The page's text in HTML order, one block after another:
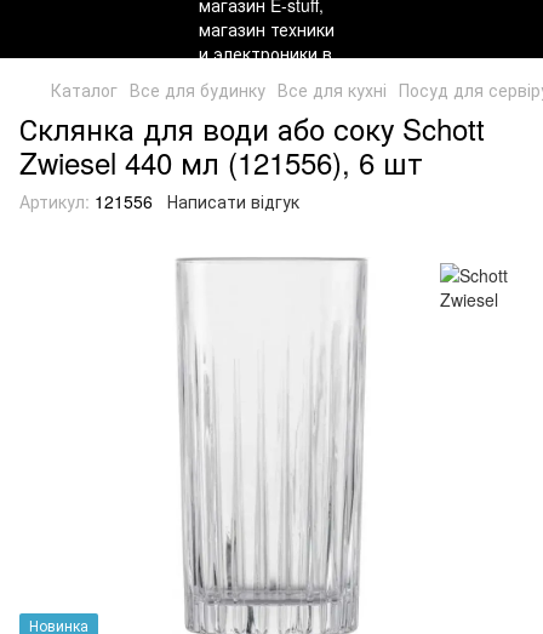
Каталог Все для будинку Все для кухні Посуд для
Склянка для води або соку Schott
Zwiesel 440 мл (121556), 6 шт
Артикул: 121556 Написати відгук
Новинка